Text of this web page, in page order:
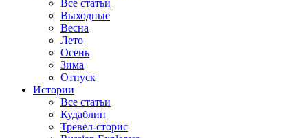
Все статьи
Выходные
Весна
Лето
Осень
Зима
Отпуск
Истории
Все статьи
Кудаблин
Тревел-сторис